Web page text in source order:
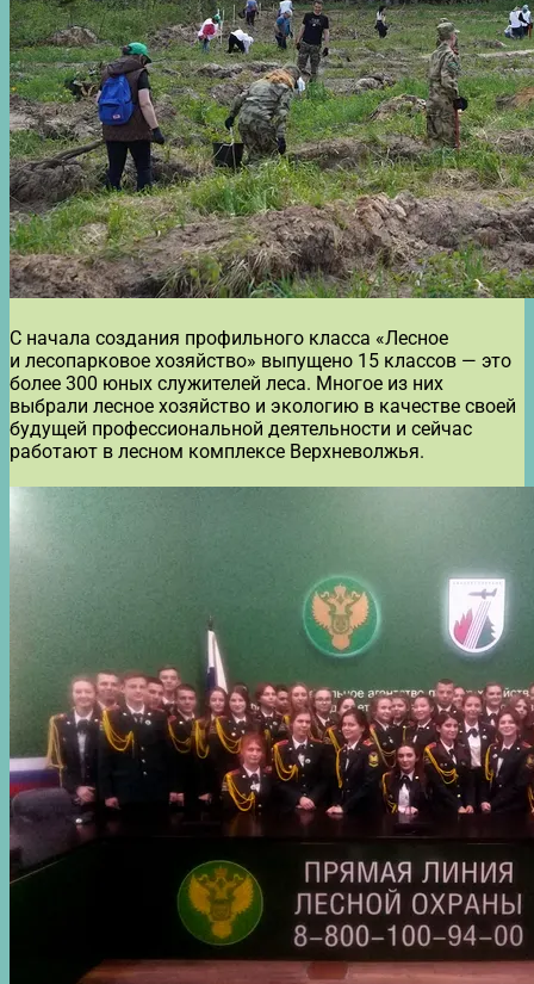
С начала создания профильного класса «Лесное
и лесопарковое хозяйство» выпущено 15 классов — это
более 300 юных служителей леса. Многое из них
выбрали лесное хозяйство и экологию в качестве своей
будущей профессиональной деятельности и сейчас
работают в лесном комплексе Верхневолжья.